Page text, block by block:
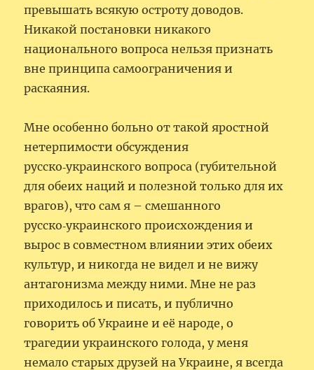
превышать всякую остроту доводов.
Никакой постановки никакого
национального вопроса нельзя признать
вне принципа самоограничения и
раскаяния.
Мне особенно больно от такой яростной
нетерпимости обсуждения
русско‑украинского вопроса (губительной
для обеих наций и полезной только для их
врагов), что сам я – смешанного
русско‑украинского происхождения и
вырос в совместном влиянии этих обеих
культур, и никогда не видел и не вижу
антагонизма между ними. Мне не раз
приходилось и писать, и публично
говорить об Украине и её народе, о
трагедии украинского голода, у меня
немало старых друзей на Украине, я всегда